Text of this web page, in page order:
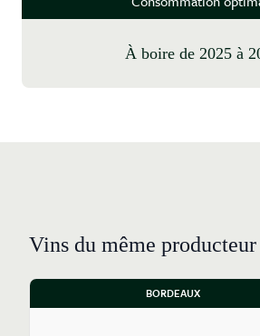
à boire de 2025 à
Vins du même producteur
BORDEAUX